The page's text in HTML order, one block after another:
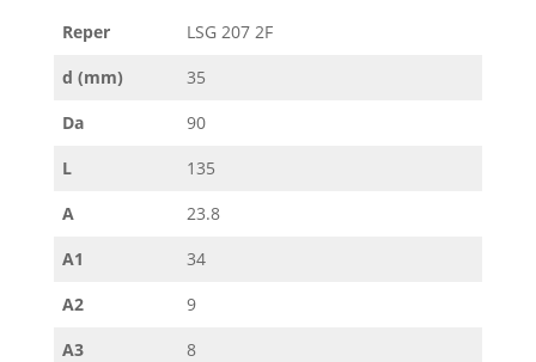
Reper
LSG 207 2F
d (mm)
35
Da
90
L
135
A
23.8
A1
34
A2
9
A3
8